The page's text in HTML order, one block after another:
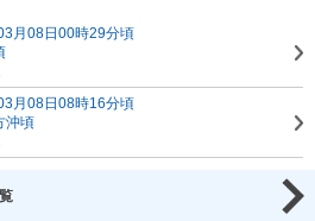
月08日00時29分頃
月08日08時16分頃
沖頃